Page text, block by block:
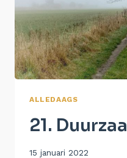
ALLEDAAGS
21.
Door
15 januari 2022